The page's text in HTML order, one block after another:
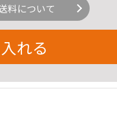
料について
れる